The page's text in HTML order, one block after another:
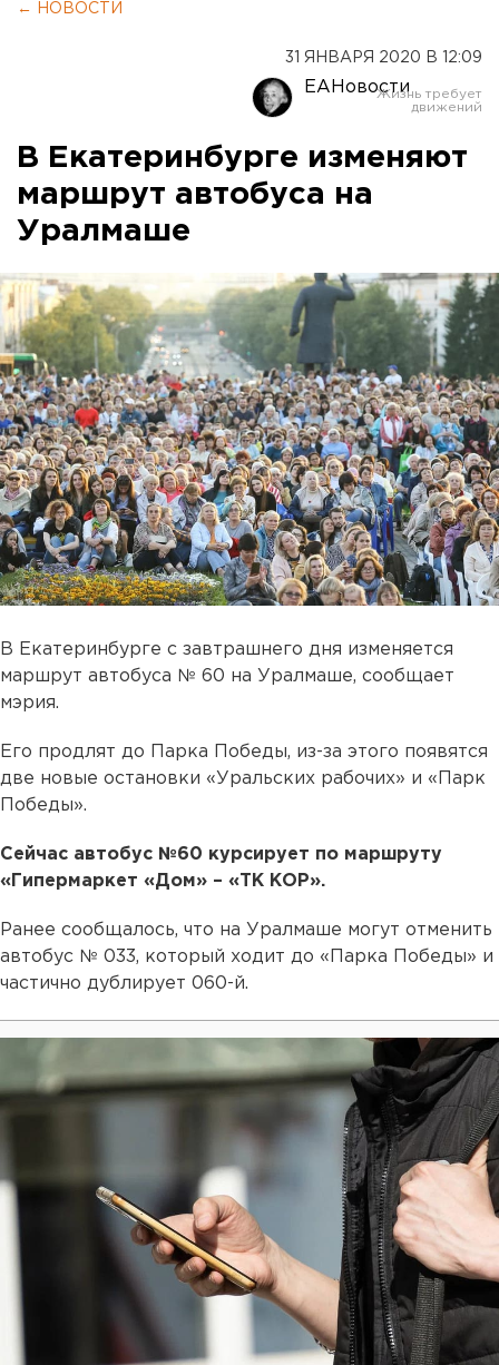
← НОВОСТИ
31 ЯНВАРЯ 2020 В 12:09
ЕАНовости
В Екатеринбурге изменяют
маршрут автобуса на
Уралмаше
В Екатеринбурге с завтрашнего дня изменяется
маршрут автобуса № 60 на Уралмаше, сообщает
мэрия.
Его продлят до Парка Победы, из-за этого появятся
две новые остановки «Уральских рабочих» и «Парк
Победы».
Сейчас автобус №60 курсирует по маршруту
«Гипермаркет «Дом» – «ТК КОР».
Ранее сообщалось, что на Уралмаше могут отменить
автобус № 033, который ходит до «Парка Победы» и
частично дублирует 060-й.